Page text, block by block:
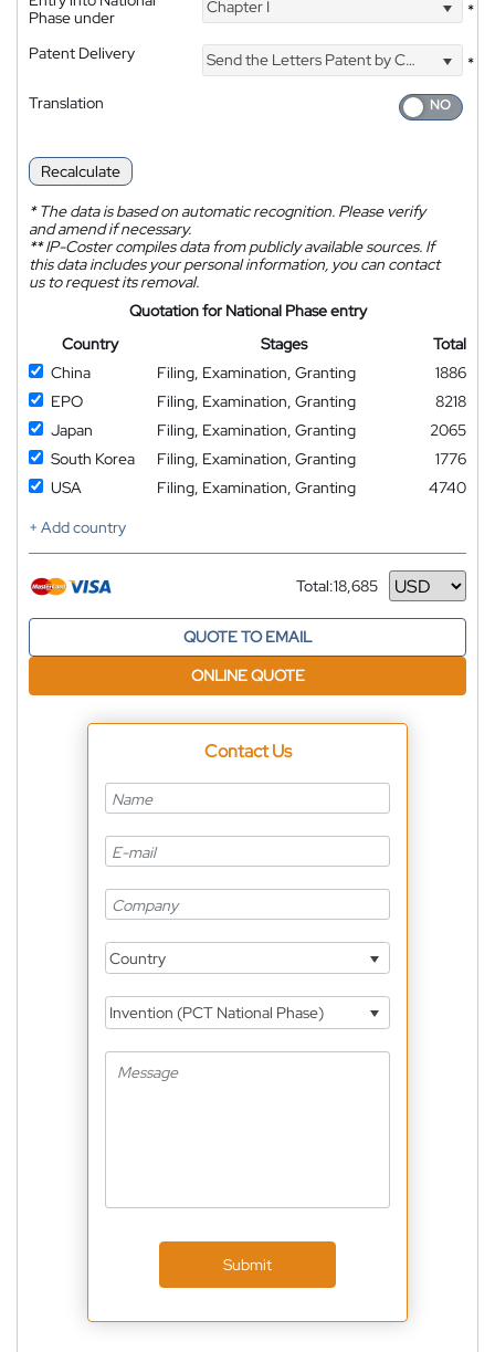
Phase under
Chapter I *
Patent Delivery Send the Letters Patent by Courier
*
Translation
Recalculate
*The data is based on automatic recognition. Please verify
and amend if necessary.
**IP-Coster compiles data from publicly available sources. If
this data includes your personal information, you can contact
us to request its removal.
Quotation for National Phase entry
Country
Stages
Total
China
Filing, Examination, Granting
1886
EPO
Filing, Examination, Granting
8218
Japan
Filing, Examination, Granting
2065
South Korea
Filing, Examination, Granting
1776
USA
Filing, Examination, Granting
4740
+ Add country
Total:18,685
Currency
QUOTE TO EMAIL
ONLINE QUOTE
Contact Us
Country
Invention (PCT National Phase)
Submit